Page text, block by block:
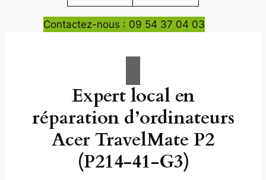
Contactez-nous : 09 54 37 04 03
Expert local en
réparation d’ordinateurs
Acer TravelMate P2
(P214-41-G3)